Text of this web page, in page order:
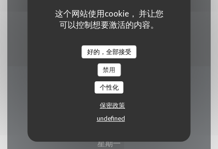
这个网站使用cookie， 并让您
可以控制想要激活的内容。
好的，全部接受
禁用
个性化
保密政策
undefined
支付方式
Ticket restaurant dématérialisé, Apple Pay, 欧洲
营业时间
星期一